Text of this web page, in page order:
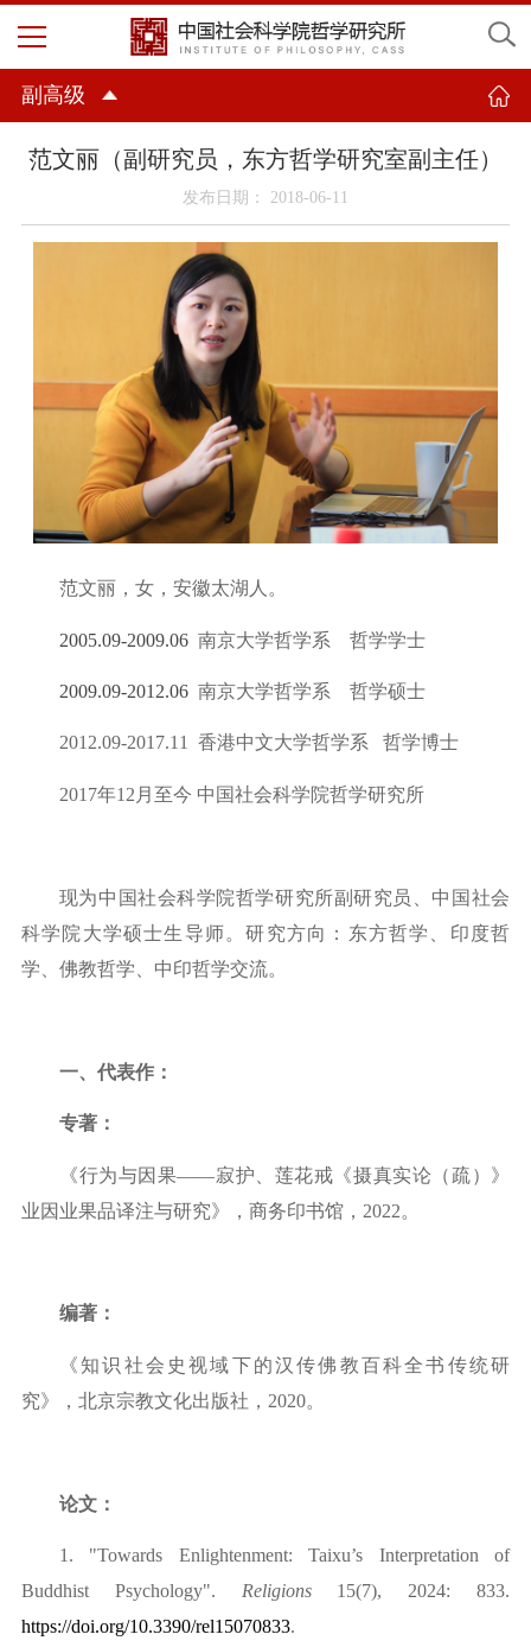
副高级
范文丽（副研究员，东方哲学研究室副主任）
发布日期： 2018-06-11
范文丽，女，安徽太湖人。
2005.09-2009.06 南京大学哲学系 哲学学士
2009.09-2012.06 南京大学哲学系 哲学硕士
2012.09-2017.11 香港中文大学哲学系 哲学博士
2017年12 月至今 中国社会科学院哲学研究所
现为中国社会科学院哲学研究所副研究员、中国社会
科学院大学硕士生导师。研究方向：东方哲学、印度哲
学、佛教哲学、中印哲学交流。
一、代表作：
专著：
《行为与因果——寂护、莲花戒《摄真实论（疏）》
业因业果品译注与研究》
， 商务印书馆， 2022。
编著：
《知识社会史视域下的汉传佛教百科全书传统研
究》，北京宗教文化出版社， 2020。
论文：
1. "Towards Enlightenment: Taixu’s Interpretation of
Buddhist Psychology". Religions 15(7),
2024: 833.
https://doi.org/10.3390/rel15070833.